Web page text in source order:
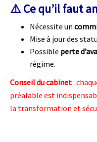
⚠️ Ce qu’il faut
Nécessite un
Mise à jour des
Possible perte
régime.
Conseil du cabinet:
préalable est
la transformation et